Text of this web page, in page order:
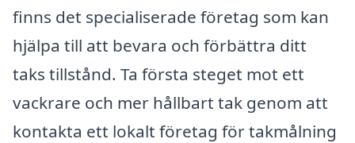
finns det specialiserade företag som kan
hjälpa till att bevara och förbättra ditt
taks tillstånd. Ta första steget mot ett
vackrare och mer hållbart tak genom att
kontakta ett lokalt företag för takmålning